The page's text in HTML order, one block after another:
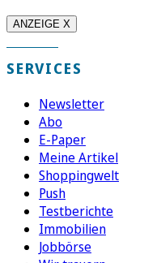
ANZEIGE X
SERVICES
Newsletter
Abo
E-Paper
Meine Artikel
Shoppingwelt
Push
Testberichte
Immobilien
Jobbörse